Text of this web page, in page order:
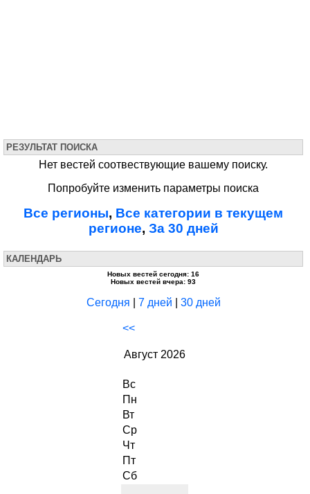
РЕЗУЛЬТАТ ПОИСКА
Нет вестей соотвествующие вашему поиску.
Попробуйте изменить параметры поиска
Все регионы, Все категории в текущем
регионе, За 30 дней
КАЛЕНДАРЬ
Новых вестей сегодня: 16
Новых вестей вчера: 93
Сегодня 7 дней 30 дней
<<
Август 2026
Вс
Пн
Вт
Ср
Чт
Пт
Сб